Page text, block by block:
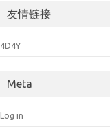
友情链接
4D4Y
Meta
Log in